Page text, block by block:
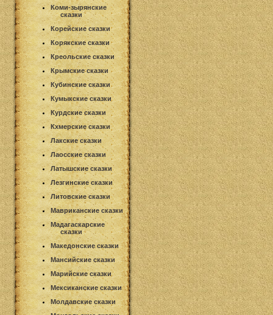
Коми-зырянские
сказки
Корейские сказки
Корякские сказки
Креольские сказки
Крымские сказки
Кубинские сказки
Кумыкские сказки
Курдские сказки
Кхмерские сказки
Лакские сказки
Лаосские сказки
Латышские сказки
Лезгинские сказки
Литовские сказки
Мавриканские сказки
Мадагаскарские
сказки
Македонские сказки
Мансийские сказки
Марийские сказки
Мексиканские сказки
Молдавские сказки